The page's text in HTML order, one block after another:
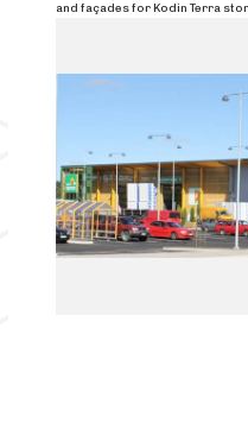
and façades for Kodin Terra